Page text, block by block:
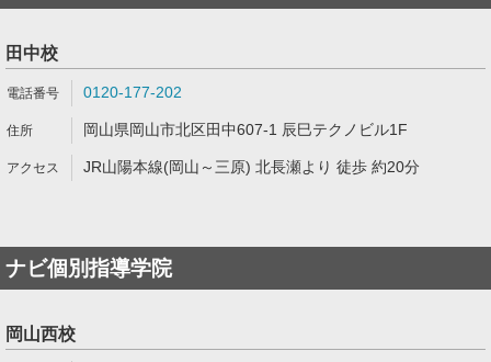
田中校
0120-177-202
岡山県岡山市北区田中607-1 辰巳テクノビル1F
JR山陽本線(岡山～三原) 北長瀬より 徒歩 約20分
ナビ個別指導学院
岡山西校